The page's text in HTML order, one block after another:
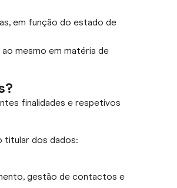
em função do estado de
mesmo em matéria de
finalidades e respetivos
titular dos dados:
gestão de contactos e